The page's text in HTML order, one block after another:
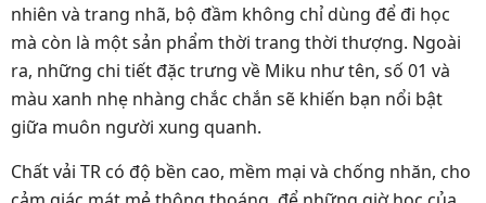
nhiên và trang nhã, bộ đầm không chỉ dùng để đi học
mà còn là một sản phẩm thời trang thời thượng. Ngoài
ra, những chi tiết đặc trưng về Miku như tên, số 01 và
màu xanh nhẹ nhàng chắc chắn sẽ khiến bạn nổi bật
giữa muôn người xung quanh.
Chất vải TR có độ bền cao, mềm mại và chống nhăn, cho